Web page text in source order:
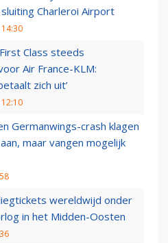
Charleroi Airport
Class steeds
Air France-KLM:
zich uit’
Germanwings-crash klagen
maar vangen mogelijk
wereldwijd onder
in het Midden-Oosten